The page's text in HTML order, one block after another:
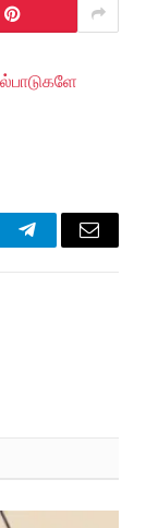
TelegramEmail